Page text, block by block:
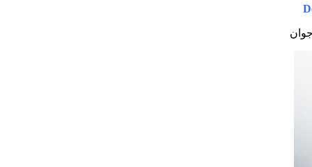
جوان